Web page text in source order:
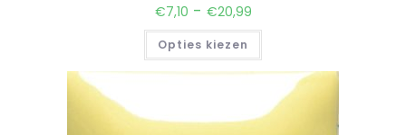
€7,10 - €20,99
Opties kiezen